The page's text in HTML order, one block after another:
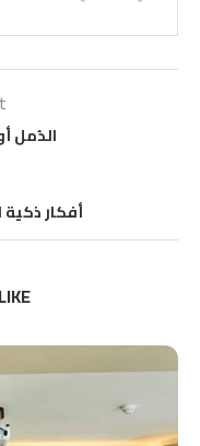
الدُمل
أفكار